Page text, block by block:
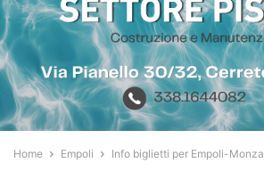
Home Empoli Info biglietti per Empoli-Monza